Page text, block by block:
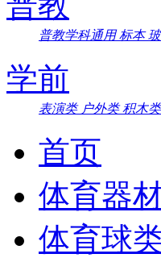
普教学科通用标本
学前
表演类 户外类积木
首页
体育器
体育球